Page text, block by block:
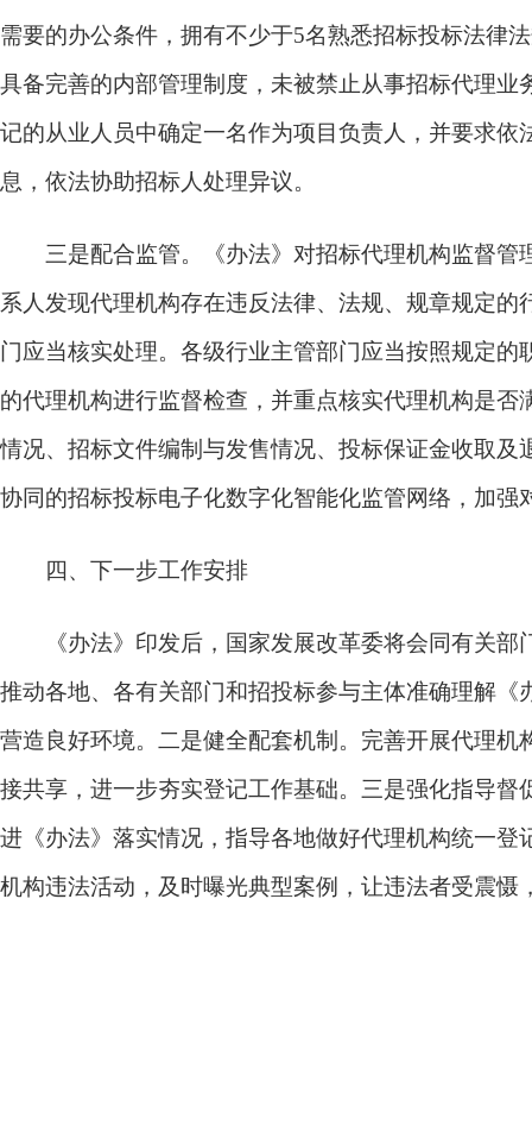
需要的办公条件，拥有不少于5名熟悉招标投标法律
具备完善的内部管理制度，未被禁止从事招标代理业
记的从业人员中确定一名作为项目负责人，并要求
息，依法协助招标人处理异议。
三是配合监管。
《办法》对招标代理机构监督
系人发现代理机构存在违反法律、法规、规章规定
门应当核实处理。各级行业主管部门应当按照规定
的代理机构进行监督检查，并重点核实代理机构是
情况、招标文件编制与发售情况、投标保证金收取
协同的招标投标电子化数字化智能化监管网络，加强
四、下一步工作安排
《办法》印发后，国家发展改革委将会同有关部
推动各地、各有关部门和招投标参与主体准确理解
营造良好环境。 二是健全配套机制。 完善开展代理机
接共享，进一步夯实登记工作基础。 三是强化指导督
进《办法》落实情况，指导各地做好代理机构统一登
机构违法活动，及时曝光典型案例，让违法者受震